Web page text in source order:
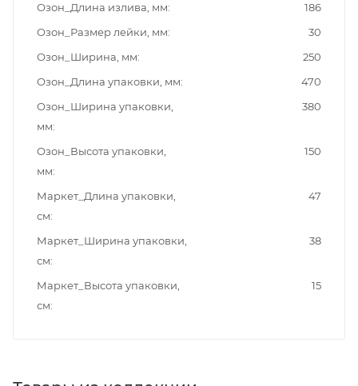
Озон_Длина излива, мм
186
Озон_Размер лейки, мм
30
Озон_Ширина, мм
250
Озон_Длина упаковки, мм
470
Озон_Ширина упаковки,
мм
380
Озон_Высота упаковки,
мм
150
Маркет_Длина упаковки,
см
47
Маркет_Ширина упаковки,
см
38
Маркет_Высота упаковки,
см
15